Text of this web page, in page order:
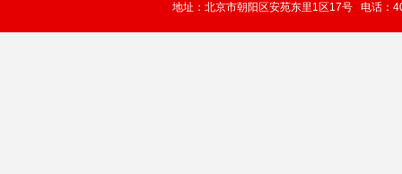
地址：北京市朝阳区安苑东里1区17号 电话